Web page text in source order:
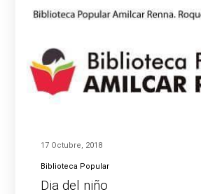
17 Octubre, 2018
Biblioteca Popular
Dia del niño